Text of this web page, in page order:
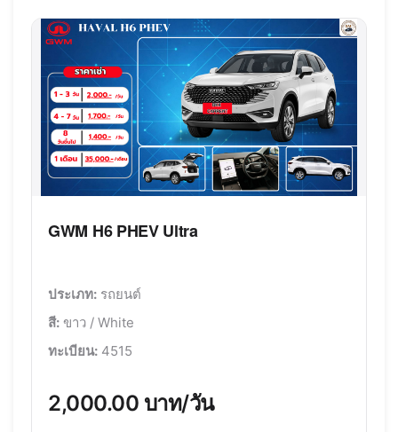
GWM H6 PHEV Ultra
ประเภท: รถยนต์
สี: ขาว / White
ทะเบียน: 4515
2,000.00 บาท/วัน